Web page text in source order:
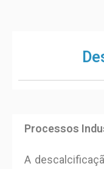
Processos
A